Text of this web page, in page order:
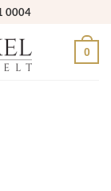
0004
0